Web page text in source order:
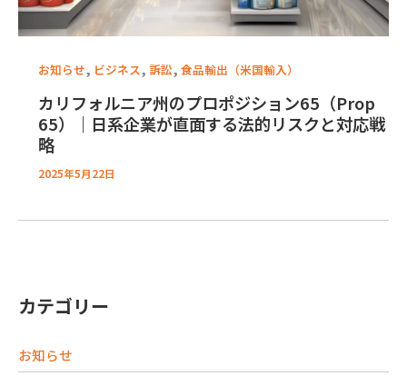
お知らせ, ビジネス, 訴訟, 食品輸出（米国輸入）
カリフォルニア州のプロポジション65（Prop
65）｜日系企業が直面する法的リスクと対応戦
略
2025年5月22日
カテゴリー
お知らせ